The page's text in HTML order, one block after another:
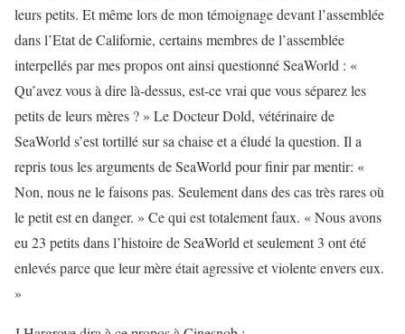
leurs petits. Et même lors de mon témoignage devant l’assemblée
dans l’Etat de Californie, certains membres de l’assemblée
interpellés par mes propos ont ainsi questionné SeaWorld : «
Qu’avez vous à dire là-dessus, est-ce vrai que vous séparez les
petits de leurs mères ? » Le Docteur Dold, vétérinaire de
SeaWorld s’est tortillé sur sa chaise et a éludé la question. Il a
repris tous les arguments de SeaWorld pour finir par mentir: «
Non, nous ne le faisons pas. Seulement dans des cas très rares où
le petit est en danger. » Ce qui est totalement faux. « Nous avons
eu 23 petits dans l’histoire de SeaWorld et seulement 3 ont été
enlevés parce que leur mère était agressive et violente envers eux.
»